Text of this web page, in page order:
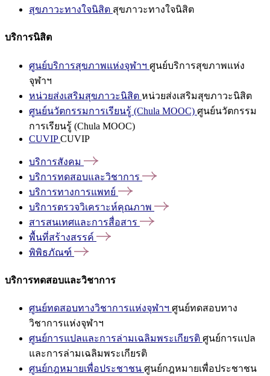
สุขภาวะทางใจนิสิต สุขภาวะทางใจนิสิต
บริการนิสิต
ศูนย์บริการสุขภาพแห่งจุฬาฯ ศูนย์บริการสุขภาพแห่ง
จุฬาฯ
หน่วยส่งเสริมสุขภาวะนิสิต หน่วยส่งเสริมสุขภาวะนิสิต
ศูนย์นวัตกรรมการเรียนรู้ (Chula MOOC) ศูนย์นวัตกรรม
การเรียนรู้ (Chula MOOC)
CUVIPCUVIP
บริการสังคม
บริการทดสอบและวิชาการ
บริการทางการแพทย์
บริการตรวจวิเคราะห์คุณภาพ
สารสนเทศและการสื่อสาร
พื้นที่สร้างสรรค์
พิพิธภัณฑ์
บริการทดสอบและวิชาการ
ศูนย์ทดสอบทางวิชาการแห่งจุฬาฯ ศูนย์ทดสอบทาง
วิชาการแห่งจุฬาฯ
ศูนย์การแปลและการล่ามเฉลิมพระเกียรติ ศูนย์การแปล
และการล่ามเฉลิมพระเกียรติ
ศูนย์กฎหมายเพื่อประชาชน ศูนย์กฎหมายเพื่อประชาชน